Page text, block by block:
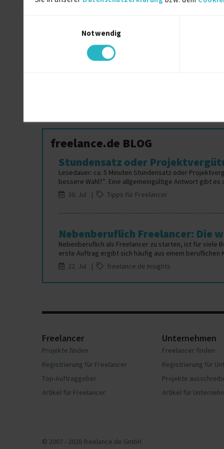
Notwendig
Roboterprogrammierer Projekte für
RISE with SAP Projekte für Freiberufler
freelance.de BLOG
Stundensatz oder
Lesedauer: ca. 5 Minuten Stundensatz oder
bessere Wahl?”. Eine allgemeingültige Antwort gibt es
30. Jul |
Tipps für Freelancer
Nebenberuflich Freelancer: Die
Nebenberuflich als Freelancer zu starten, ist für viele
erste Auftrag ergibt sich häufig aus einem beruflichen
22. Jul |
freelance.de Insights
Freelancer
Projekte finden
Registrierung für Freelancer
Top-Auftraggeber
Artikel für Freelancer
Unternehmen
Freelancer finden
Registrierung für
Projekte
Artikel für
© 2007 - 2026 freelance.de GmbH